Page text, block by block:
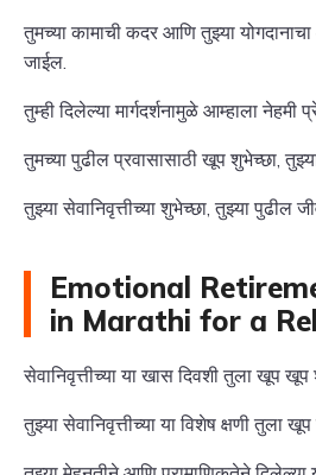
तुमच्या कामाची कदर आणि तुझ्या
जाईल.
तुम्ही दिलेल्या मार्गदर्शनामुळे आम्हाला नेहमी
तुमच्या पुढील प्रवासासाठी खूप शुभेच्छा,
तुझ्या सेवानिवृत्तीच्या शुभेच्छा, तुझ्या पुढील
Emotional
in Marathi for a
सेवानिवृत्तीच्या या खास दिवशी तुला खूप खूप
तुझ्या सेवानिवृत्तीच्या या विशेष क्षणी तुला